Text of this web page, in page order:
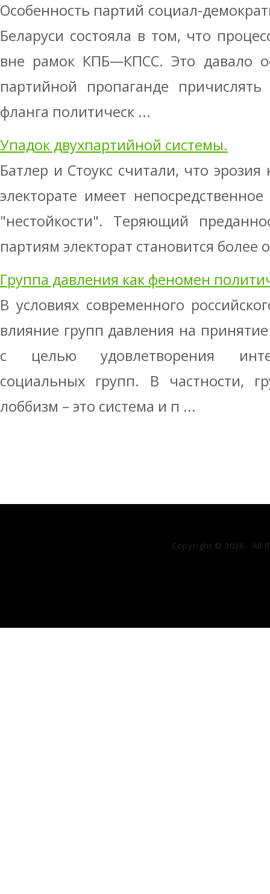
Особенность партий социал-
Беларуси состояла в том, что
вне рамок КПБ—КПСС. Это давало
партийной пропаганде
фланга политическ ...
Упадок двухпартийной системы.
Батлер и Стоукс считали, что
электорате имеет
"нестойкости". Теряющий
партиям электорат становится более
Группа давления как феномен
В условиях современного
влияние групп давления на
с целью удовлетворения
социальных групп. В частности,
лоббизм – это система и п ...
Copyright © 2026 - All